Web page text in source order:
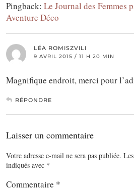
Pingback: Le Journal des Femmes
Aventure Déco
LÉA ROMISZVILI
9 AVRIL 2015 / 11 H 20 MIN
Magnifique endroit, merci pour
RÉPONDRE
Laisser un commentaire
Votre adresse e-mail ne sera pas publiée.
indiqués avec *
Commentaire *